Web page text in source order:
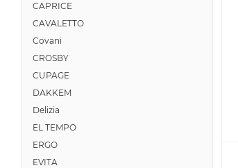
CAPRICE
CAVALETTO
Covani
CROSBY
CUPAGE
DAKKEM
Delizia
EL TEMPO
ERGO
EVITA